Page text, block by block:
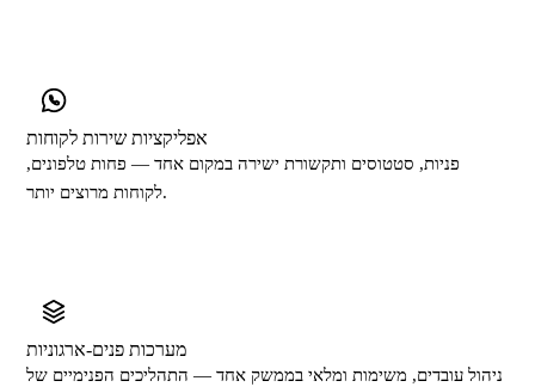
אפליקציות שירות לקוחות
פניות, סטטוסים ותקשורת ישירה במקום אחד — פחות טלפונים,
לקוחות מרוצים יותר.
מערכות פנים-ארגוניות
ניהול עובדים, משימות ומלאי בממשק אחד — התהליכים הפנימיים של